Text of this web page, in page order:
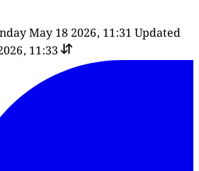
May 18 2026, 11:31Updated
11:33